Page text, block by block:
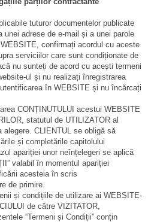
tuturor documentelor publicate
adrese de e-mail și a unei parole
confirmați acordul cu aceste
serviciilor care sunt condiționate de
nu sunteți de acord cu acești termeni
ul și nu realizați înregistrarea
în WEBSITE și nu încărcați
CONȚINUTULUI acestui WEBSITE
statutul de UTILIZATOR al
CLIENTUL se obligă să
și completările capitolului
apariției unor neînțelegeri se aplică
valabil în momentul apariției
acesteia în scris
de primire.
și condițiile de utilizare ai WEBSITE-
de către VIZITATOR,
“Termeni și Condiții” conțin